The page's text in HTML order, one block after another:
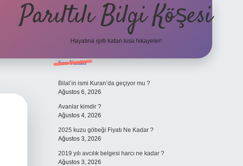
Parıltılı Bilgi Köşesi
Hayatına ışıltı katan kısa hikayeler!
Sidebar
Son Yazılar
Bilal’in ismi Kuran’da geçiyor mu ?
Ağustos 6, 2026
Avanlar kimdir ?
Ağustos 4, 2026
2025 kuzu göbeği Fiyatı Ne Kadar ?
Ağustos 3, 2026
2019 yılı avcılık belgesi harcı ne kadar ?
Ağustos 3, 2026